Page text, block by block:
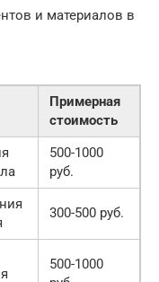
и материалов в
Примерная
стоимость
500-1000
руб.
300-500 руб.
500-1000